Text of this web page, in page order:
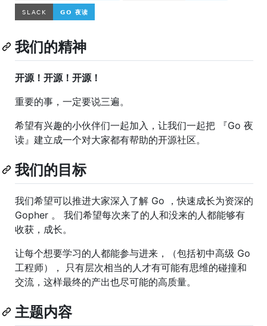
我们的精神
开源！开源！开源！
重要的事，一定要说三遍。
希望有兴趣的小伙伴们一起加入，让我们一起把 『Go 夜
读』建立成一个对大家都有帮助的开源社区。
我们的目标
我们希望可以推进大家深入了解 Go ，快速成长为资深的
Gopher 。 我们希望每次来了的人和没来的人都能够有
收获，成长。
让每个想要学习的人都能参与进来，（包括初中高级 Go
工程师）， 只有层次相当的人才有可能有思维的碰撞和
交流，这样最终的产出也尽可能的高质量。
主题内容